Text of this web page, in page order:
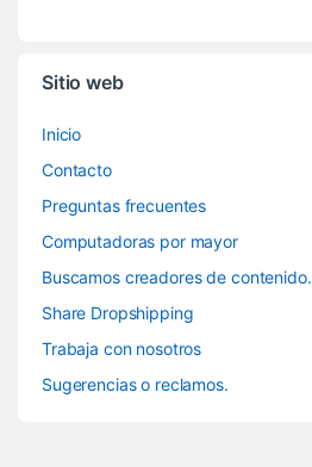
Sitio web
Inicio
Contacto
Preguntas frecuentes
Computadoras por mayor
Buscamos creadores de contenido.
Share Dropshipping
Trabaja con nosotros
Sugerencias o reclamos.